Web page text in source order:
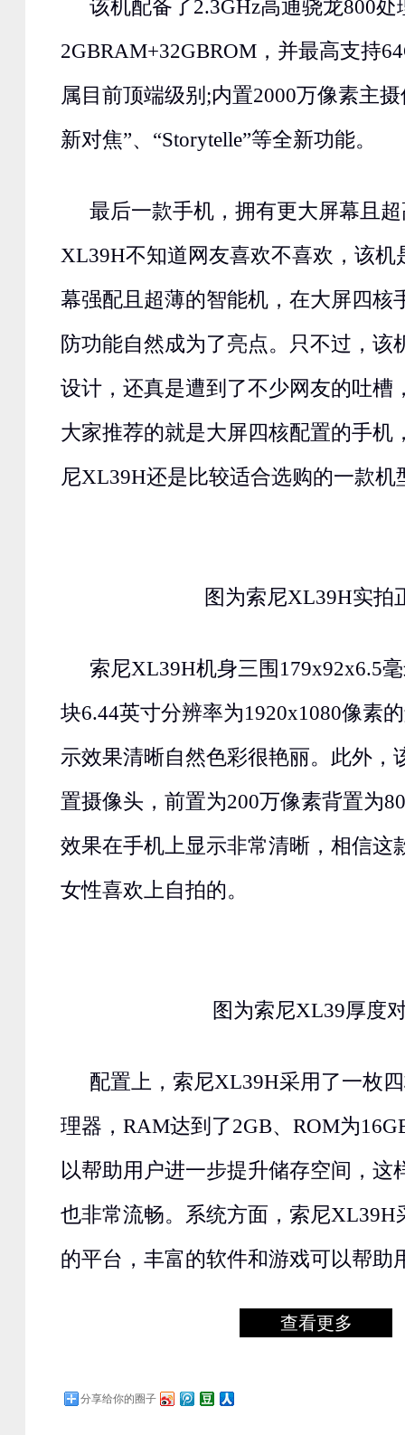
该机配备了2.3GHz高通骁龙800处
2GBRAM+32GBROM，并最高支持
属目前顶端级别;内置2000万像素主
新对焦”、“Storytelle”等全新功能。
最后一款手机，拥有更大屏幕且
XL39H不知道网友喜欢不喜欢，该机
幕强配且超薄的智能机，在大屏四核
防功能自然成为了亮点。只不过，该
设计，还真是遭到了不少网友的吐槽
大家推荐的就是大屏四核配置的手机
尼XL39H还是比较适合选购的一款机
图为索尼XL39H实拍
索尼XL39H机身三围179x92x6.5
块6.44英寸分辨率为1920x1080像素
示效果清晰自然色彩很艳丽。此外，
置摄像头，前置为200万像素背置为
效果在手机上显示非常清晰，相信这
女性喜欢上自拍的。
图为索尼XL39厚度
配置上，索尼XL39H采用了一枚
理器，RAM达到了2GB、ROM为
以帮助用户进一步提升储存空间，这
也非常流畅。系统方面，索尼XL39H
的平台，丰富的软件和游戏可以帮助
查看更多
分享给你的圈子